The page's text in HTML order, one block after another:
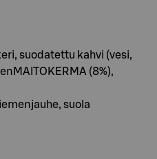
suodatettu kahvi (vesi,
(8%),
suola